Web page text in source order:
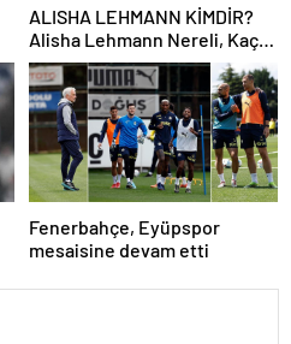
ALISHA LEHMANN KİMDİR?
Alisha Lehmann Nereli, Kaç
Yaşında, Hangi Takımda
Oynuyor?
Fenerbahçe, Eyüpspor
mesaisine devam etti